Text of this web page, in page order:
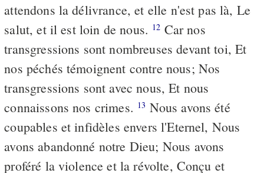
attendons la délivrance, et elle n'est pas là, Le
salut, et il est loin de nous. 12 Car nos
transgressions sont nombreuses devant toi, Et
nos péchés témoignent contre nous; Nos
transgressions sont avec nous, Et nous
connaissons nos crimes. 13 Nous avons été
coupables et infidèles envers l'Eternel, Nous
avons abandonné notre Dieu; Nous avons
proféré la violence et la révolte, Conçu et